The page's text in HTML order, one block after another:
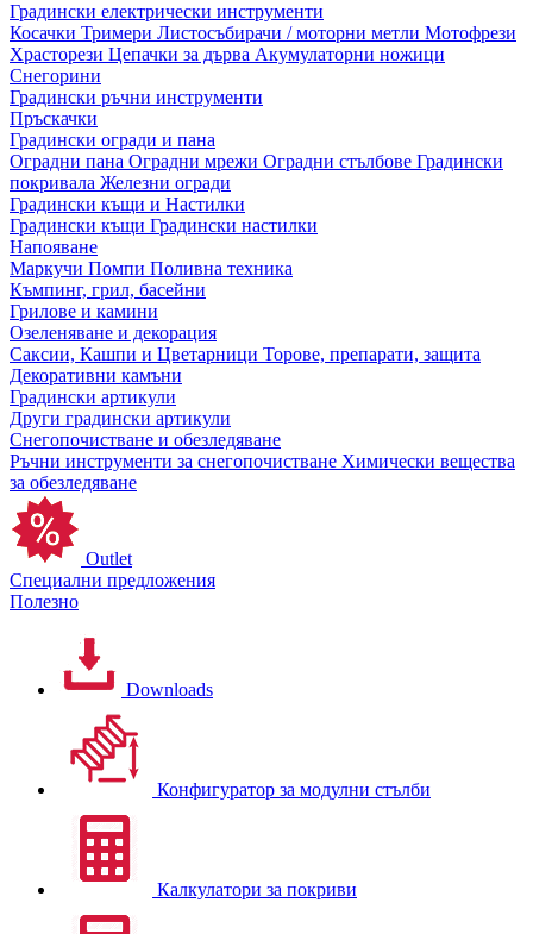
Градински електрически инструменти
Косачки Тримери Листосъбирачи / моторни метли Мотофрези
Храсторези Цепачки за дърва Акумулаторни ножици
Снегорини
Градински ръчни инструменти
Пръскачки
Градински огради и пана
Оградни пана Оградни мрежи Оградни стълбове Градински
покривала Железни огради
Градински къщи и Настилки
Градински къщи Градински настилки
Напояване
Маркучи Помпи Поливна техника
Къмпинг, грил, басейни
Грилове и камини
Озеленяване и декорация
Саксии, Кашпи и Цветарници Торове, препарати, защита
Декоративни камъни
Градински артикули
Други градински артикули
Снегопочистване и обезледяване
Ръчни инструменти за снегопочистване Химически вещества
за обезледяване
Outlet
Специални предложения
Полезно
Downloads
Конфигуратор за модулни стълби
Калкулатори за покриви